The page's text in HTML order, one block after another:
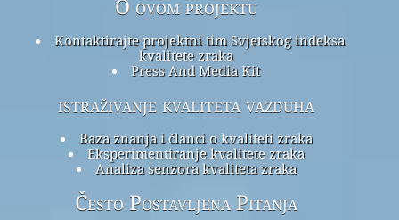
O ovom projektu
Kontaktirajte projektni tim Svjetskog indeksa
kvalitete zraka
Press And Media Kit
istraživanje kvaliteta vazduha
Baza znanja i članci o kvaliteti zraka
Eksperimentiranje kvalitete zraka
Analiza senzora kvaliteta zraka
Često Postavljena Pitanja